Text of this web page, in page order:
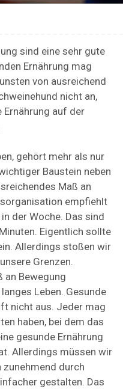
sind eine sehr gute
Ernährung mag
von ausreichend
nicht an,
Ernährung auf der
gehört mehr als nur
Baustein neben
Maß an
empfiehlt
der Woche. Das sind
Eigentlich sollte
Allerdings stoßen wir
Grenzen.
an Bewegung
Leben. Gesunde
nicht aus. Jeder mag
haben, bei dem das
gesunde Ernährung
Allerdings müssen wir
zunehmend durch
gestalten. Das